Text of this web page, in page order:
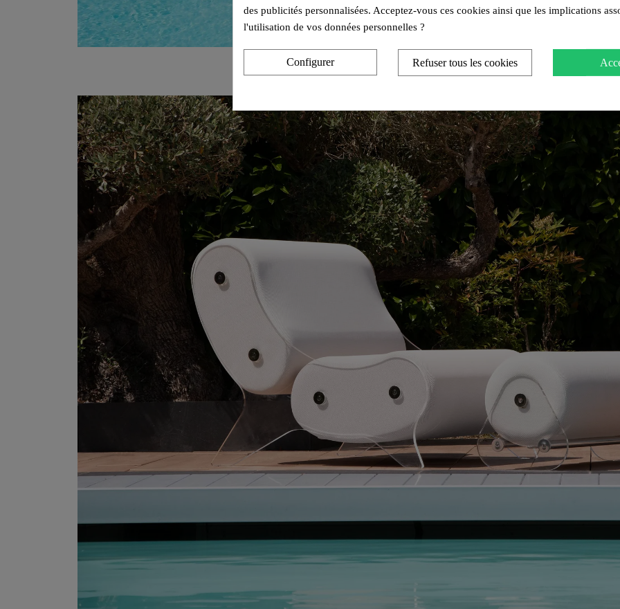
des publicités personnalisées. Acceptez-vous ces cookies ainsi que les implications
l'utilisation de vos données personnelles ?
Refuser tous les cookies
Configurer